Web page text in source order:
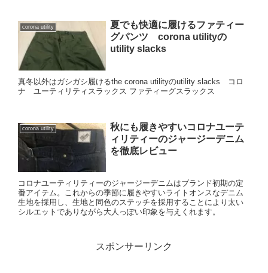
corona utility
夏でも快適に履けるファティー
グパンツ corona utilityの
utility slacks
真冬以外はガシガシ履けるthe corona utilityのutility slacks コロ
ナ ユーティリティスラックス ファティーグスラックス
corona utility
秋にも履きやすいコロナユーテ
ィリティーのジャージーデニム
を徹底レビュー
コロナユーティリティーのジャージーデニムはブランド初期の定
番アイテム。これからの季節に履きやすいライトオンスなデニム
生地を採用し、生地と同色のステッチを採用することにより太い
シルエットでありながら大人っぽい印象を与えくれます。
スポンサーリンク